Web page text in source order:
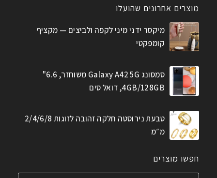
מוצרים אחרונים שהועלו
מיקסר ידני מיני לקפה ולביצים — מקציף
קומפקטי
סמסונג Galaxy A42 5G משוחזר, 6.6"
4GB/128GB, דואל סים
טבעת נירוסטה חלקה זהובה לזוגות 2/4/6/8
מ״מ
חפשו מוצרים